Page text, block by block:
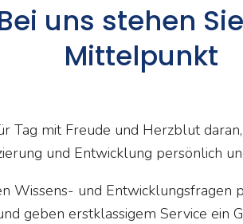
uns stehen
Mittelpunkt
Tag mit Freude und Herzblut
und Entwicklung persönlich
Wissens- und Entwicklungsfragen
geben erstklassigem Service ein